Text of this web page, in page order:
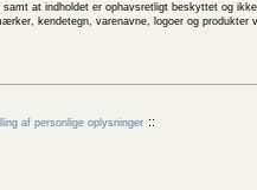
at indholdet er ophavsretligt beskyttet og
kendetegn, varenavne, logoer og
af personlige oplysninger